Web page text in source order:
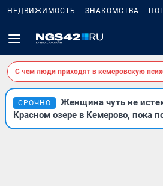
НЕДВИЖИМОСТЬ ЗНАКОМСТВА
С чем люди приходят в кемеровскую
СРОЧНО
Женщина чуть не
Красном озере в Кемерово, пока